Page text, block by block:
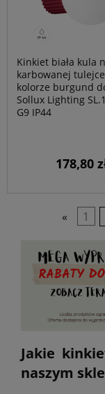
Kinkiet biała kula
karbowanej
kolorze burgund
Sollux Lighting
G9 IP44
178,80
« 1
Jakie
naszym